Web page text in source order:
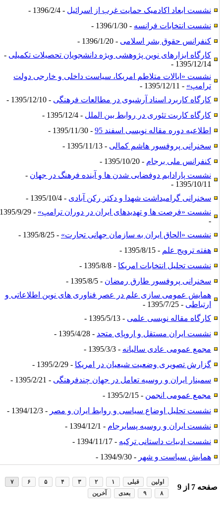
نشست ابعاد اکادمیک حمایت غرب از اسرائیل- 1396/2/4 -
نشست انتخابات فرانسه- 1396/1/30 -
کنفرانس حقوق بشر اسلامی- 1396/1/20 -
کارگاه ابزارهای نوین پژوهشی ویژه دانشجویان تحصیلات تکمیلی-
1395/12/14 -
نشست «ایالات متلاطم امریکا، سیاست داخلی و خارجی دولت
ترامپ»- 1395/12/11 -
کارگاه کاربرد اسناد آرشیوی در مطالعات فرهنگی- 1395/12/10 -
کارگاه کاربت تئوری در روابط بین الملل- 1395/12/4 -
اطلاعیه دوره مقاله نویسی اسفند 95
- 1395/11/30 -
سخنرانی پروفسور هاشم کمالی- 1395/11/13 -
کنفرانس ملی برجام- 1395/10/20 -
نشست پارادایم دوفضایی شدن ها و آینده فرهنگ در جهان-
1395/10/11 -
سخنرانی گرامیداشت شهدا و دکتر رکن آبادی- 1395/10/4 -
نشست «فرصت ها و تهدیدهای ایران در دوران ترامپ»
- 1395/9/29
-
نشست «الحاق ایران به سازمان جهانی تجارت»- 1395/8/25 -
هفته ترویج علم- 1395/8/15 -
نشست تحلیل انتخابات امریکا- 1395/8/8 -
سخنرانی پروفسور طارق رمضان- 1395/8/5 -
همایش عمومی سازی علم در عصر فناوری های نوین اطلاعاتی و
ارتباطی- 1395/7/25 -
کارگاه مقاله نویسی علمی- 1395/5/13 -
نشست ایران مستقل و اروپای متحد- 1395/4/28 -
مجمع عمومی عادی سالیانه- 1395/3/3 -
گزارش تصویری وضعیت شیعیان در امریکا- 1395/2/29 -
سمینار ایران و روسیه تعامل در جهان چندفرهنگی- 1395/2/21 -
مجمع عمومی انجمن- 1395/2/15 -
نشست تحلیل اوضاع سیاسی و روابط ایران و مصر- 1394/12/3 -
نشست ایران و روسیه پسابرجام- 1394/12/1 -
نشست ادبیات داستانی ترکیه- 1394/11/17 -
همایش سیاست و شهر- 1394/9/30 -
صفحه7 از9
اولین قبلی
بعدی آخرین